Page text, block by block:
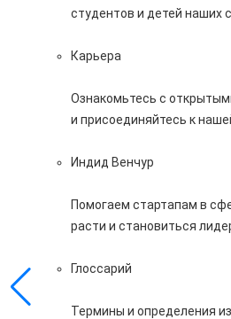
студентов и детей наших
Карьера
Ознакомьтесь с
и присоединяйтесь к
Индид Венчур
Помогаем стартапам в
расти и становиться
Глоссарий
Термины и определения